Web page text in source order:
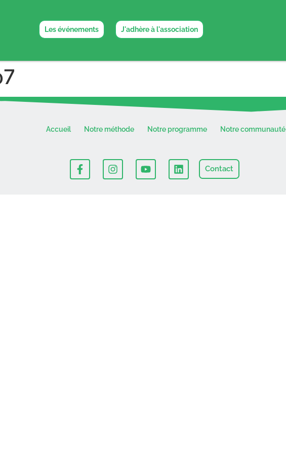
Les événements J'adhère à l'association
Accueil Notre méthode Notre programme Notre communauté
Contact